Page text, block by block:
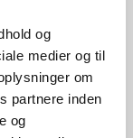
og
medier og til
om
partnere inden
og
stor
vi
for